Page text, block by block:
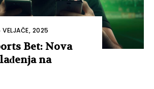
VELJAČE, 2025
Bet: Nova
na